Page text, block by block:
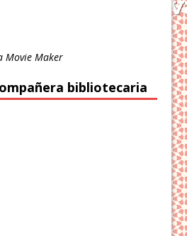
Movie Maker
bibliotecaria